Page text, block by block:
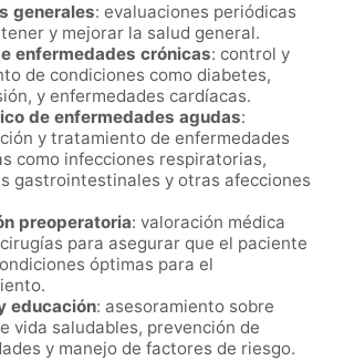
generales: evaluaciones periódicas
y mejorar la salud general.
enfermedades crónicas: control y
de condiciones como diabetes,
y enfermedades cardíacas.
de enfermedades agudas:
y tratamiento de enfermedades
como infecciones respiratorias,
gastrointestinales y otras afecciones
preoperatoria: valoración médica
para asegurar que el paciente
óptimas para el
educación: asesoramiento sobre
vida saludables, prevención de
y manejo de factores de riesgo.